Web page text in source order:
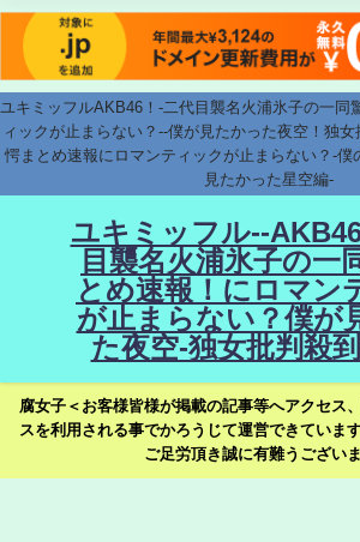
ユキミッフルAKB46！-二代目襲名火浦氷子の一同
ィックが止まらない？--僕が見たかった夜空！独
愕まとめ速報にロマンティックが止まらない？-僕
見たかった星空編-
ユキミッフル--
目襲名火浦氷子の一
とめ速報！にロマン
が止まらない？僕が
た夜空-独女批判殺
腐女子＜お客様皆様が掲載の記事等へアクセス
スを利用される事でかろうじて運営できていま
ご足労頂き誠に有難うございま